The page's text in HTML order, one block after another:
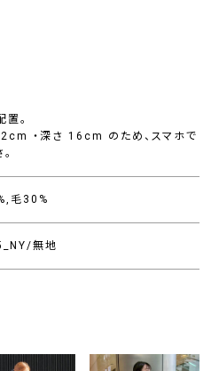
。
・深さ 16cm のため、スマホで
毛30%
無地